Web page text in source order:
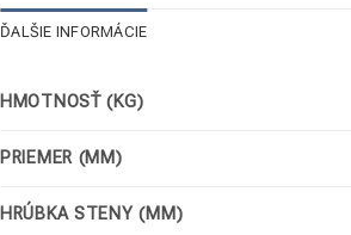
ĎALŠIE INFORMÁCIE
HMOTNOSŤ (KG)
PRIEMER (MM)
HRÚBKA STENY (MM)